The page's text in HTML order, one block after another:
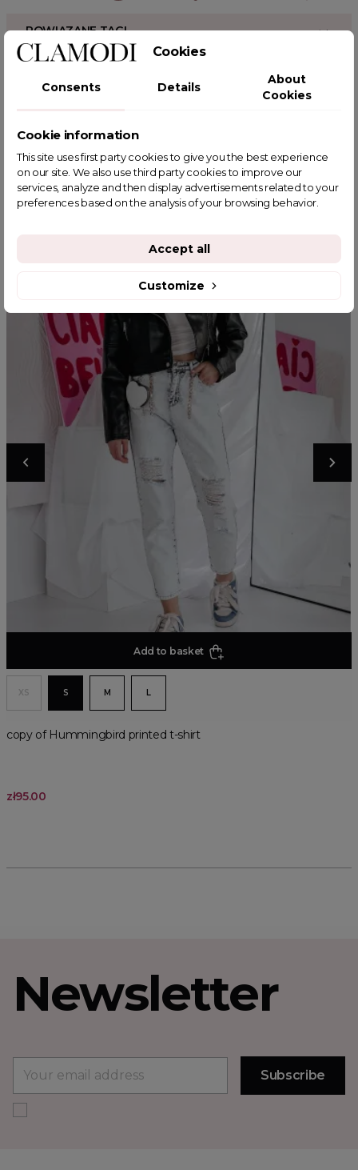
POWIĄZANE TAGI
YOU MIGHT ALSO LIKE
Add to basket
XS S M L
copy of Hummingbird printed t-shirt
zł95.00
Newsletter
Cookies
Consents Details
About
Cookies
Cookie information
This site uses first party cookies to give you the best experience
on our site. We also use third party cookies to improve our
services, analyze and then display advertisements related to your
preferences based on the analysis of your browsing behavior.
Customize
Accept all